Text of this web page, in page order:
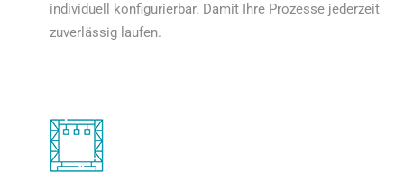
individuell konfigurierbar. Damit Ihre Prozesse jederzeit
zuverlässig laufen.